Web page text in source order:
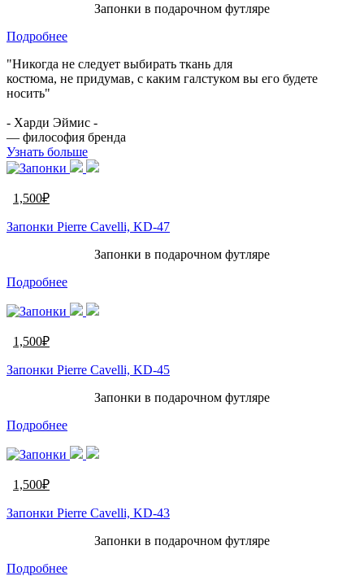
Запонки в подарочном футляре
Подробнее
"Никогда не следует выбирать ткань для
костюма, не придумав, с каким галстуком вы его будете
носить"
- Харди Эймис -
— философия бренда
Узнать больше
1,500₽
Запонки Pierre Cavelli, KD-47
Запонки в подарочном футляре
Подробнее
1,500₽
Запонки Pierre Cavelli, KD-45
Запонки в подарочном футляре
Подробнее
1,500₽
Запонки Pierre Cavelli, KD-43
Запонки в подарочном футляре
Подробнее